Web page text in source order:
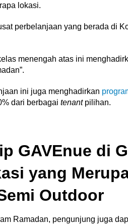
lokasi.
perbelanjaan yang berada di
menengah atas ini
ini juga menghadirkan
dari berbagai tenantpilihan.
GAVEnue di
yang
Outdoor
Ramadan, pengunjung juga